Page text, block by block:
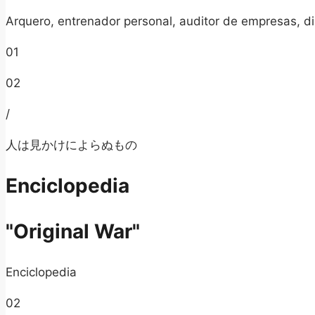
Arquero, entrenador personal, auditor de empresas,
01
02
/
人は見かけによらぬもの
Enciclopedia
"Original War"
Enciclopedia
02